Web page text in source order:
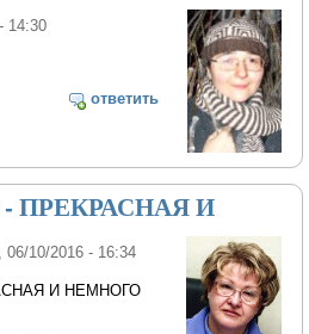
14:30
ответить
ПРЕКРАСНАЯ И
, 06/10/2016 - 16:34
И НЕМНОГО